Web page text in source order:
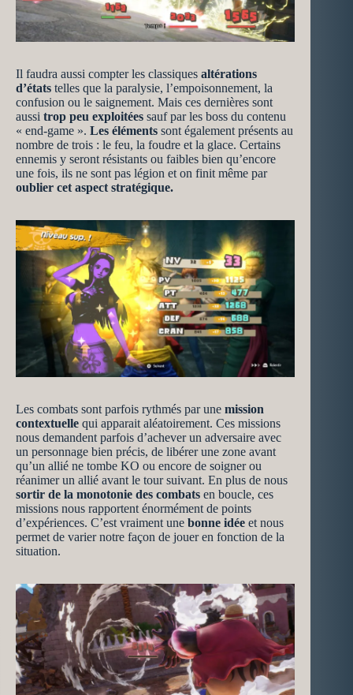
Il faudra aussi compter les classiques altérations
d’états telles que la paralysie, l’empoisonnement, la
confusion ou le saignement. Mais ces dernières sont
aussi trop peu exploitées sauf par les boss du contenu
« end-game ». Les éléments sont également présents au
nombre de trois : le feu, la foudre et la glace. Certains
ennemis y seront résistants ou faibles bien qu’encore
une fois, ils ne sont pas légion et on finit même par
oublier cet aspect stratégique.
Les combats sont parfois rythmés par une mission
contextuelle qui apparait aléatoirement. Ces missions
nous demandent parfois d’achever un adversaire avec
un personnage bien précis, de libérer une zone avant
qu’un allié ne tombe KO ou encore de soigner ou
réanimer un allié avant le tour suivant. En plus de nous
sortir de la monotonie des combats en boucle, ces
missions nous rapportent énormément de points
d’expériences. C’est vraiment une bonne idée et nous
permet de varier notre façon de jouer en fonction de la
situation.